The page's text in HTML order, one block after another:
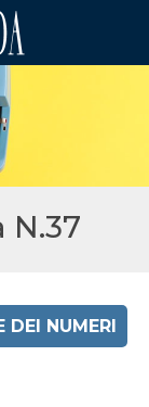
N.37
DEI NUMERI